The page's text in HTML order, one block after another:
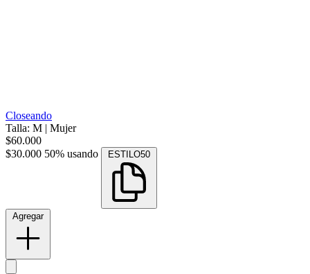
Closeando
Talla: M | Mujer
$60.000
$30.000 50% usando ESTILO50
Agregar